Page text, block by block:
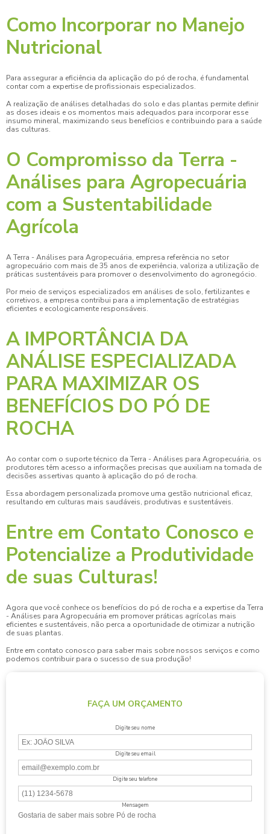
Como Incorporar no Manejo
Nutricional
Para assegurar a eficiência da aplicação do pó de rocha, é fundamental
contar com a expertise de profissionais especializados.
A realização de análises detalhadas do solo e das plantas permite definir
as doses ideais e os momentos mais adequados para incorporar esse
insumo mineral, maximizando seus benefícios e contribuindo para a saúde
das culturas.
O Compromisso da Terra -
Análises para Agropecuária
com a Sustentabilidade
Agrícola
A Terra - Análises para Agropecuária, empresa referência no setor
agropecuário com mais de 35 anos de experiência, valoriza a utilização de
práticas sustentáveis para promover o desenvolvimento do agronegócio.
Por meio de serviços especializados em análises de solo, fertilizantes e
corretivos, a empresa contribui para a implementação de estratégias
eficientes e ecologicamente responsáveis.
A IMPORTÂNCIA DA
ANÁLISE ESPECIALIZADA
PARA MAXIMIZAR OS
BENEFÍCIOS DO PÓ DE
ROCHA
Ao contar com o suporte técnico da Terra - Análises para Agropecuária, os
produtores têm acesso a informações precisas que auxiliam na tomada de
decisões assertivas quanto à aplicação do pó de rocha.
Essa abordagem personalizada promove uma gestão nutricional eficaz,
resultando em culturas mais saudáveis, produtivas e sustentáveis.
Entre em Contato Conosco e
Potencialize a Produtividade
de suas Culturas!
Agora que você conhece os benefícios do pó de rocha e a expertise da Terra
- Análises para Agropecuária em promover práticas agrícolas mais
eficientes e sustentáveis, não perca a oportunidade de otimizar a nutrição
de suas plantas.
Entre em contato conosco para saber mais sobre nossos serviços e como
podemos contribuir para o sucesso de sua produção!
FAÇA UM ORÇAMENTO
Digite seu nome
Digite seu email
Digite seu telefone
Mensagem